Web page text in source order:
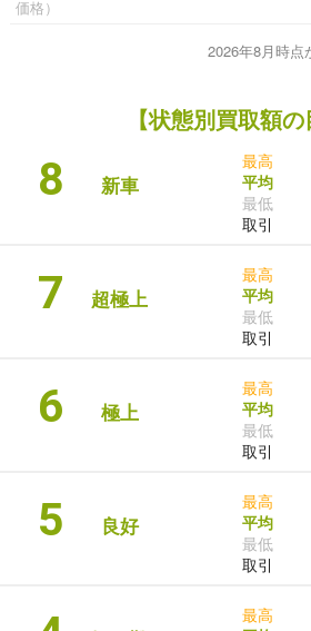
価格）
2026年8月時点
【状態別買取額の
8 新車
最高
平均
最低
取引
7 超極上
最高
平均
最低
取引
6 極上
最高
平均
最低
取引
5 良好
最高
平均
最低
取引
最高